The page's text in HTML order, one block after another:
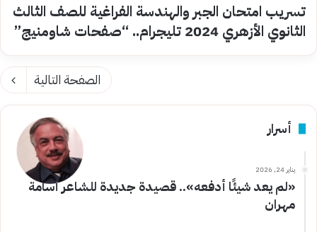
تسريب امتحان الجبر والهندسة الفراغية للصف الثالث
الثانوي الأزهري 2024 تليجرام.. “صفحات شاومنيج”
الصفحة التالية
أسرار
يناير 24, 2026
«لم يعد شيئًا أدفعه».. قصيدة جديدة للشاعر أسامة
مهران